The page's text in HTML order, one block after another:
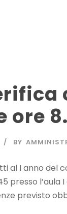
ore
BY
al I anno del
presso l’aula
previsto